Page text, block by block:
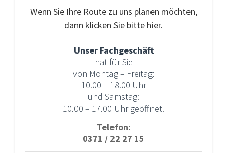
Wenn Sie Ihre Route zu uns planen möchten,
dann klicken Sie bitte hier.
Unser Fachgeschäft
hat für Sie
von Montag – Freitag:
10.00 – 18.00 Uhr
und Samstag:
10.00 – 17.00 Uhr geöffnet.
Telefon:
0371 / 22 27 15